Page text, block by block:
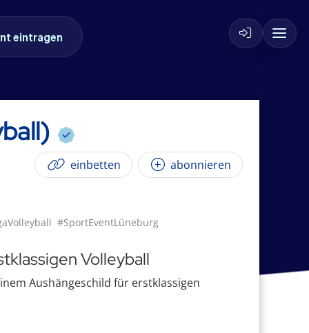
eintragen
einbetten abonnieren
#SportEventLüneburg
Volleyball
Aushängeschild für erstklassigen